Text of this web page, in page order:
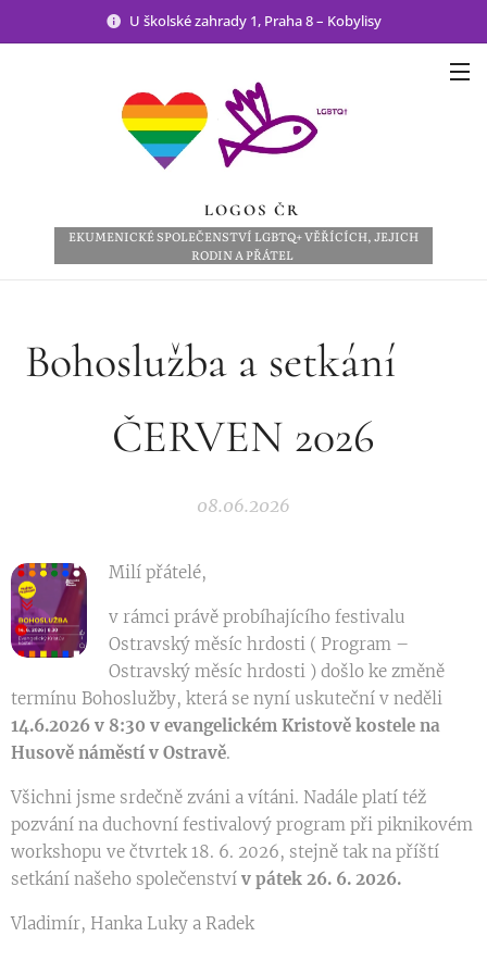
U školské zahrady 1, Praha 8 – Kobylisy
LOGOS ČR
EKUMENICKÉ SPOLEČENSTVÍ LGBTQ+ VĚŘÍCÍCH, JEJICH
RODIN A PŘÁTEL
Bohoslužba a setkání 👥
ČERVEN 2026
08.06.2026
Milí přátelé,
v rámci právě probíhajícího festivalu
Ostravský měsíc hrdosti ( Program –
Ostravský měsíc hrdosti ) došlo ke změně
termínu Bohoslužby, která se nyní uskuteční v neděli
14.6.2026 v 8:30 v evangelickém Kristově kostele na
Husově náměstí v Ostravě.
Všichni jsme srdečně zváni a vítáni. Nadále platí též
pozvání na duchovní festivalový program při piknikovém
workshopu ve čtvrtek 18. 6. 2026, stejně tak na příští
setkání našeho společenství v pátek 26. 6. 2026.
Vladimír, Hanka Luky a Radek